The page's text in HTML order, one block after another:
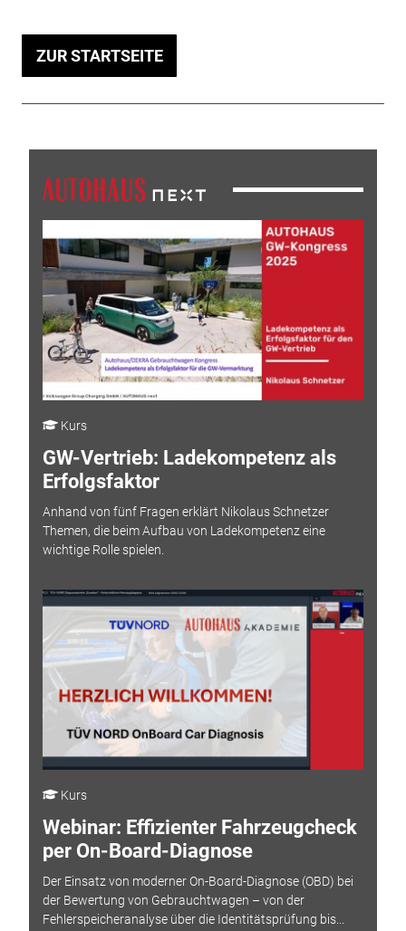
ZUR STARTSEITE
Kurs
GW-Vertrieb: Ladekompetenz als
Erfolgsfaktor
Anhand von fünf Fragen erklärt Nikolaus Schnetzer
Themen, die beim Aufbau von Ladekompetenz eine
wichtige Rolle spielen.
Kurs
Webinar: Effizienter Fahrzeugcheck
per On-Board-Diagnose
Der Einsatz von moderner On-Board-Diagnose (OBD) bei
der Bewertung von Gebrauchtwagen – von der
Fehlerspeicheranalyse über die Identitätsprüfung bis...